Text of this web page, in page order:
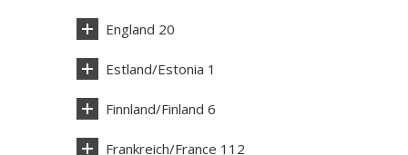
England 20
Estland/Estonia 1
Finnland/Finland 6
Frankreich/France 112